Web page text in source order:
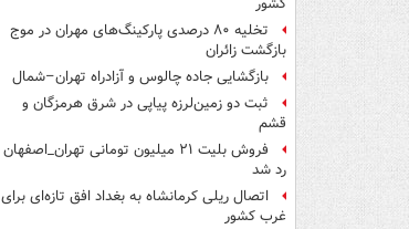
کشور
تخلیه ۸۰ درصدی پارکینگ‌های مهران در موج
بازگشت زائران
بازگشایی جاده چالوس و آزادراه تهران–شمال
ثبت دو زمین‌لرزه پیاپی در شرق هرمزگان و
قشم
فروش بلیت ۲۱ میلیون تومانی تهران_اصفهان
رد شد
اتصال ریلی کرمانشاه به بغداد افق تازه‌ای برای
غرب کشور